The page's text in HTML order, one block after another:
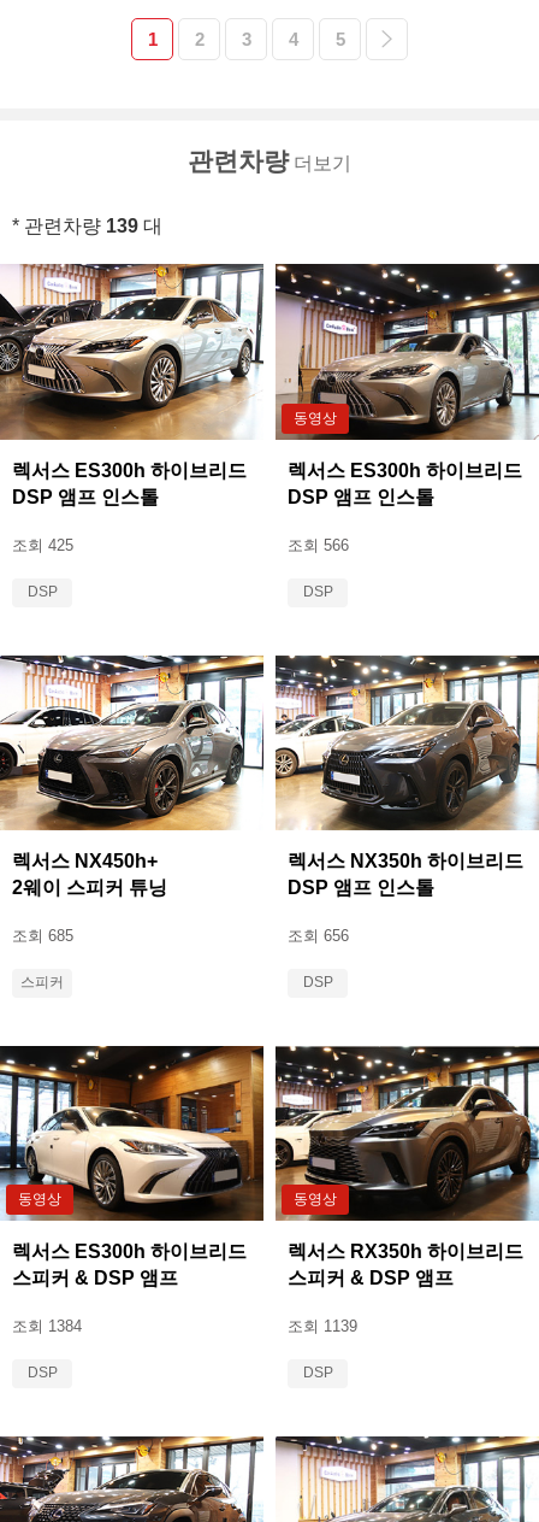
1 2 3 4 5
관련차량더보기
* 관련차량 139 대
렉서스 ES300h 하이브리드
DSP 앰프 인스톨
조회 425
DSP
동영상
렉서스 ES300h 하이브리드
DSP 앰프 인스톨
조회 566
DSP
렉서스 NX450h+
2웨이 스피커 튜닝
조회 685
스피커
렉서스 NX350h 하이브리드
DSP 앰프 인스톨
조회 656
DSP
동영상
렉서스 ES300h 하이브리드
스피커 & DSP 앰프
조회 1384
DSP
동영상
렉서스 RX350h 하이브리드
스피커 & DSP 앰프
조회 1139
DSP